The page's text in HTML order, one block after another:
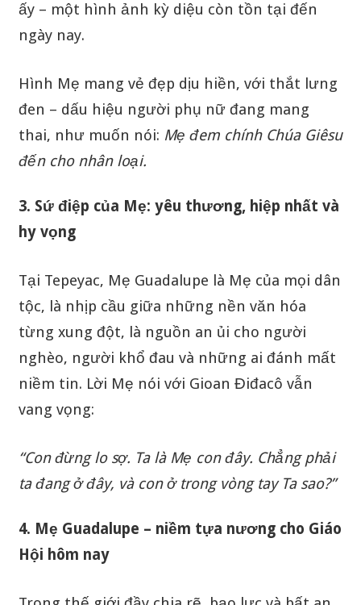
ấy – một hình ảnh kỳ diệu còn tồn tại đến
ngày nay.
Hình Mẹ mang vẻ đẹp dịu hiền, với thắt lưng
đen – dấu hiệu người phụ nữ đang mang
thai, như muốn nói: Mẹ đem chính Chúa Giêsu
đến cho nhân loại.
3. Sứ điệp của Mẹ: yêu thương, hiệp nhất và
hy vọng
Tại Tepeyac, Mẹ Guadalupe là Mẹ của mọi dân
tộc, là nhịp cầu giữa những nền văn hóa
từng xung đột, là nguồn an ủi cho người
nghèo, người khổ đau và những ai đánh mất
niềm tin. Lời Mẹ nói với Gioan Điđacô vẫn
vang vọng:
“Con đừng lo sợ. Ta là Mẹ con đây. Chẳng phải
ta đang ở đây, và con ở trong vòng tay Ta sao?”
4. Mẹ Guadalupe – niềm tựa nương cho Giáo
Hội hôm nay